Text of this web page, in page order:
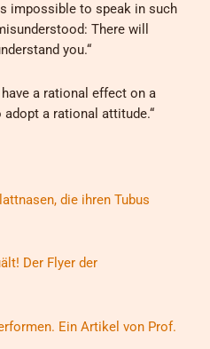
impossible to speak in such
There will
you.“
a rational effect on a
a rational attitude.“
die ihren Tubus
Der Flyer der
Ein Artikel von Prof.